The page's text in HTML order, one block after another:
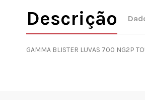
Descrição
GAMMA BLISTER LUVAS 700 NG2P